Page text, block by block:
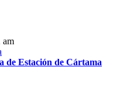
am
de Estación de Cártama